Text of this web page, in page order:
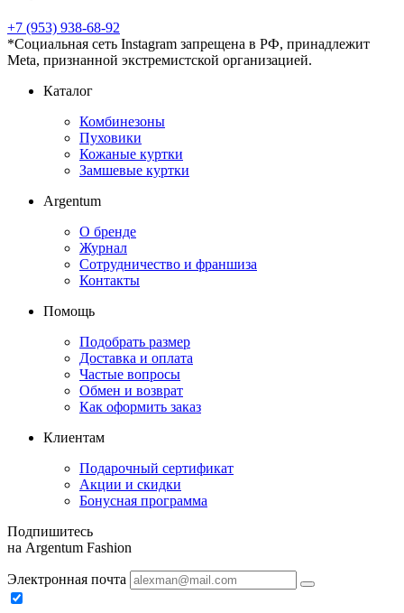
+7 (953) 938-68-92
*Социальная сеть Instagram запрещена в РФ, принадлежит
Meta, признанной экстремистской организацией.
Каталог
Комбинезоны
Пуховики
Кожаные куртки
Замшевые куртки
Argentum
О бренде
Журнал
Сотрудничество и франшиза
Контакты
Помощь
Подобрать размер
Доставка и оплата
Частые вопросы
Обмен и возврат
Как оформить заказ
Клиентам
Подарочный сертификат
Акции и скидки
Бонусная программа
Подпишитесь
на Argentum Fashion
Электронная почта